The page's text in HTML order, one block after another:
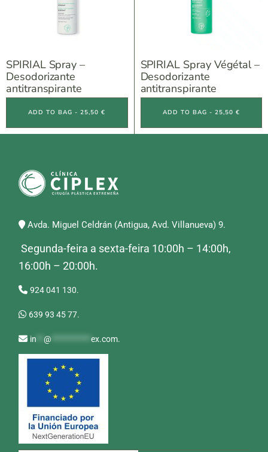
SPIRIAL Spray –
Desodorizante
antitranspirante
ADD TO BAG - 25,50 €
SPIRIAL Spray Végétal –
Desodorizante
antitranspirante
ADD TO BAG - 25,50 €
Avda. Miguel Celdrán (Antigua, Avd. Villanueva) 9.
Segunda-feira a sexta-feira 10:00h – 14:00h,
16:00h – 20:00h.
924 041 130.
639 93 45 77.
in **@ ***********ex.com.